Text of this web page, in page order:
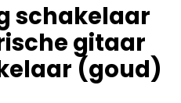
schakelaar
gitaar
(goud)